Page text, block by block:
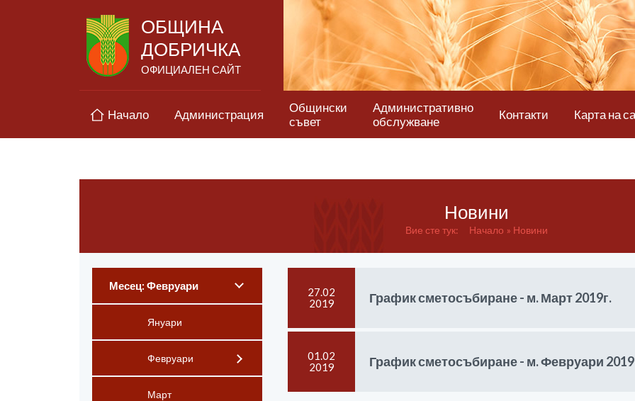
ОБЩИНА
ДОБРИЧКА
ОФИЦИАЛЕН САЙТ
Начало Администрация
Общински
съвет
Административно
обслужване
Контакти Карта на
Новини
Вие сте тук: Начало Новини
Месец: Февруари
Януари
Февруари
Март
27.02
2019
График сметосъбиране - м. Март 2019г.
01.02
2019
График сметосъбиране - м. Февруари 2019